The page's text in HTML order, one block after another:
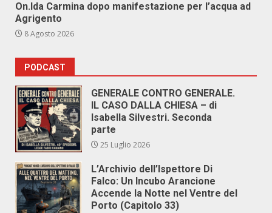
On.Ida Carmina dopo manifestazione per l’acqua ad
Agrigento
8 Agosto 2026
PODCAST
GENERALE CONTRO GENERALE.
IL CASO DALLA CHIESA – di
Isabella Silvestri. Seconda
parte
25 Luglio 2026
L’Archivio dell’Ispettore Di
Falco: Un Incubo Arancione
Accende la Notte nel Ventre del
Porto (Capitolo 33)